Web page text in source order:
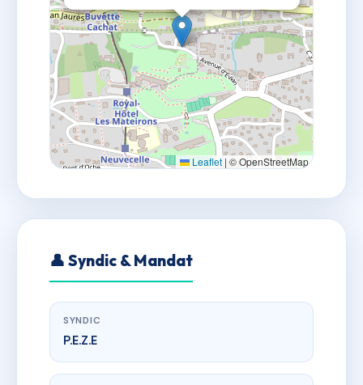
Leaflet | © OpenStreetMap
👤 Syndic & Mandat
SYNDIC
P.E.Z.E